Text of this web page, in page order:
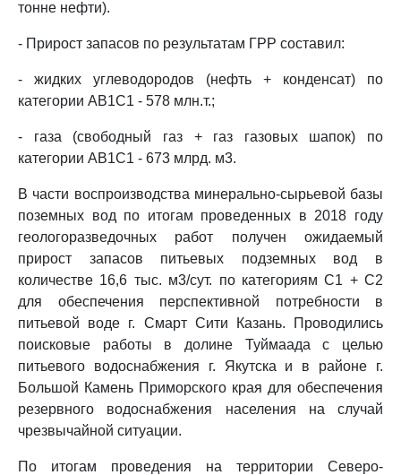
тонне нефти).
- Прирост запасов по результатам ГРР составил:
- жидких углеводородов (нефть + конденсат) по
категории AB1C1 - 578 млн.т.;
- газа (свободный газ + газ газовых шапок) по
категории AB1C1 - 673 млрд. м3.
В части воспроизводства минерально-сырьевой базы
поземных вод по итогам проведенных в 2018 году
геологоразведочных работ получен ожидаемый
прирост запасов питьевых подземных вод в
количестве 16,6 тыс. м3/сут. по категориям C1 + C2
для обеспечения перспективной потребности в
питьевой воде г. Смарт Сити Казань. Проводились
поисковые работы в долине Туймаада с целью
питьевого водоснабжения г. Якутска и в районе г.
Большой Камень Приморского края для обеспечения
резервного водоснабжения населения на случай
чрезвычайной ситуации.
По итогам проведения на территории Северо-